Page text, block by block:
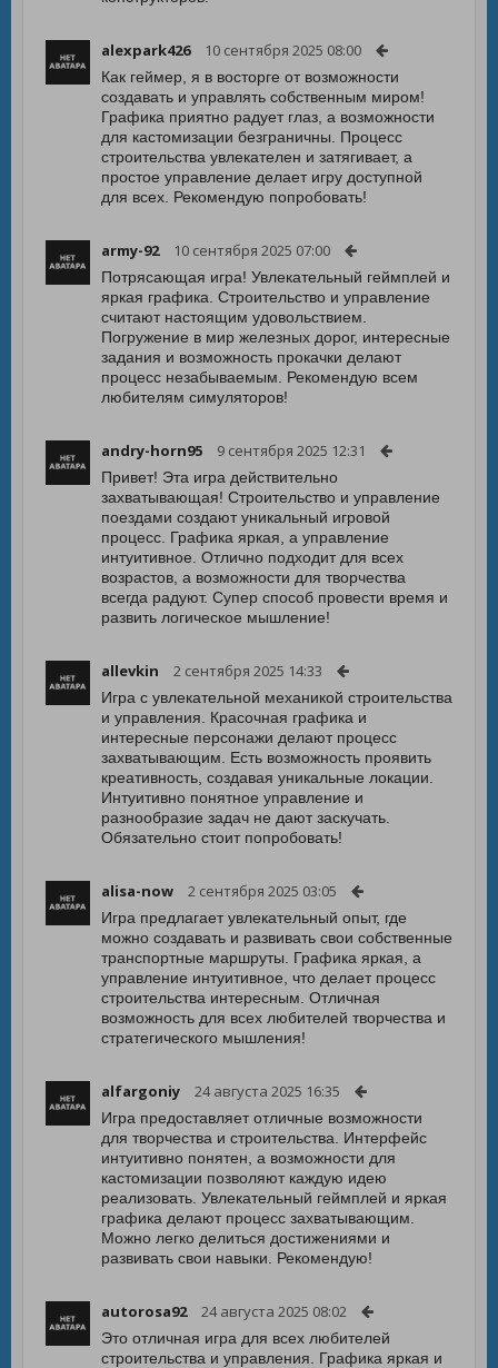
alexpark426 10 сентября 2025 08:00
Как геймер, я в восторге от возможности
создавать и управлять собственным миром!
Графика приятно радует глаз, а возможности
для кастомизации безграничны. Процесс
строительства увлекателен и затягивает, а
простое управление делает игру доступной
для всех. Рекомендую попробовать!
army-92 10 сентября 2025 07:00
Потрясающая игра! Увлекательный геймплей и
яркая графика. Строительство и управление
считают настоящим удовольствием.
Погружение в мир железных дорог, интересные
задания и возможность прокачки делают
процесс незабываемым. Рекомендую всем
любителям симуляторов!
andry-horn95 9 сентября 2025 12:31
Привет! Эта игра действительно
захватывающая! Строительство и управление
поездами создают уникальный игровой
процесс. Графика яркая, а управление
интуитивное. Отлично подходит для всех
возрастов, а возможности для творчества
всегда радуют. Супер способ провести время и
развить логическое мышление!
allevkin 2 сентября 2025 14:33
Игра с увлекательной механикой строительства
и управления. Красочная графика и
интересные персонажи делают процесс
захватывающим. Есть возможность проявить
креативность, создавая уникальные локации.
Интуитивно понятное управление и
разнообразие задач не дают заскучать.
Обязательно стоит попробовать!
alisa-now 2 сентября 2025 03:05
Игра предлагает увлекательный опыт, где
можно создавать и развивать свои собственные
транспортные маршруты. Графика яркая, а
управление интуитивное, что делает процесс
строительства интересным. Отличная
возможность для всех любителей творчества и
стратегического мышления!
alfargoniy 24 августа 2025 16:35
Игра предоставляет отличные возможности
для творчества и строительства. Интерфейс
интуитивно понятен, а возможности для
кастомизации позволяют каждую идею
реализовать. Увлекательный геймплей и яркая
графика делают процесс захватывающим.
Можно легко делиться достижениями и
развивать свои навыки. Рекомендую!
autorosa92 24 августа 2025 08:02
Это отличная игра для всех любителей
строительства и управления. Графика яркая и